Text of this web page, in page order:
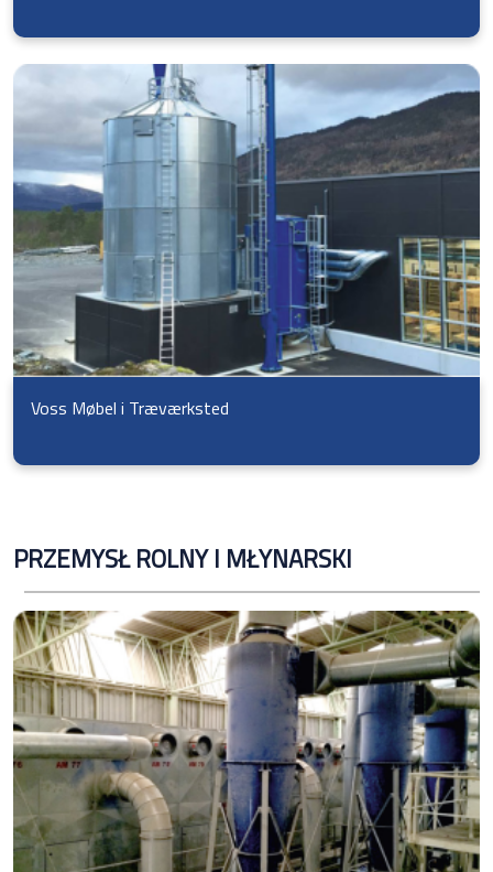
Voss Møbel i Træværksted
PRZEMYSŁ ROLNY I MŁYNARSKI